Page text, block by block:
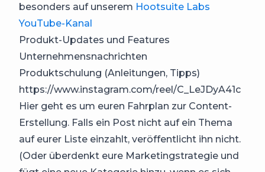
besonders auf unserem Hootsuite Labs
YouTube-Kanal
Produkt-Updates und Features
Unternehmensnachrichten
Produktschulung (Anleitungen, Tipps)
https://www.instagram.com/reel/C_LeJDyA41c
Hier geht es um euren Fahrplan zur Content-
Erstellung. Falls ein Post nicht auf ein Thema
auf eurer Liste einzahlt, veröffentlicht ihn nicht.
(Oder überdenkt eure Marketingstrategie und